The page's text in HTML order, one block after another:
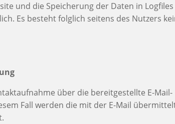
und die Speicherung der Daten in
Es besteht folglich seitens des Nutzers
über die bereitgestellte E-Mail-
Fall werden die mit der E-Mail